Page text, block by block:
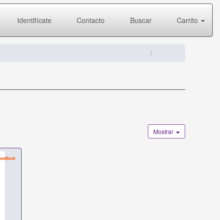
Identifícate Contacto Buscar Carrito
Mostrar